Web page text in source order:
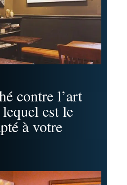
contre l’art
est le
à votre